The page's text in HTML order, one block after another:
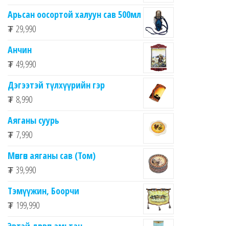
Арьсан оосортой халуун сав 500мл
₮ 29,990
Анчин
₮ 49,990
Дэгээтэй түлхүүрийн гэр
₮ 8,990
Аяганы суурь
₮ 7,990
Мөнгөн аяганы сав (Том)
₮ 39,990
Тэмүүжин, Боорчи
₮ 199,990